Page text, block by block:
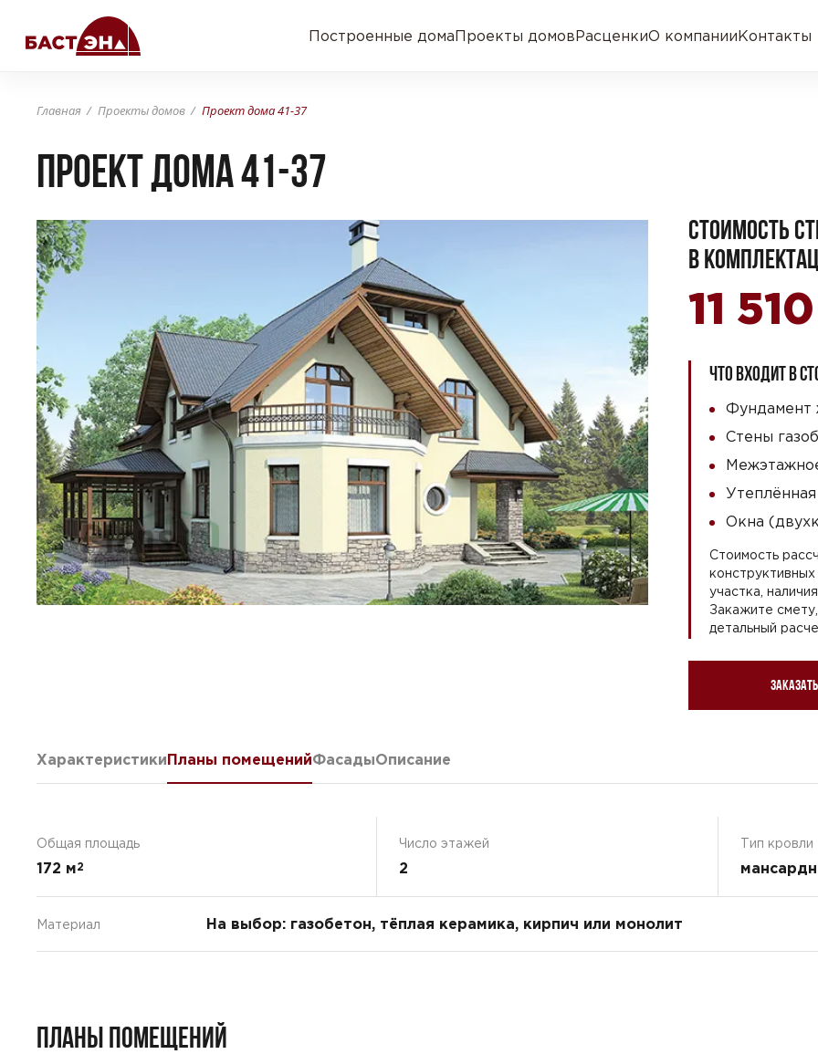
Построенные домаПроекты домовРасценкиО компанииКонтакты
Главная Проекты домов Проект дома 41-37
Проект дома 41-37
СТОИМОСТЬ
В
11
ЧТО ВХОДИТ В
Фундамент
Стены
Окна
Стоимость
участка,
Закажите
детальный
ХарактеристикиПланы помещенийФасадыОписание
Общая площадь
172 м2
Число этажей
2
Тип кровли
Материал На выбор: газобетон, тёплая керамика, кирпич или монолит
ПЛАНЫ ПОМЕЩЕНИЙ